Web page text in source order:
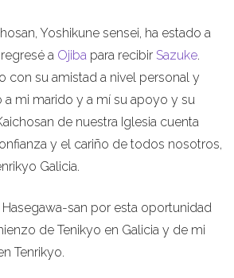
Yoshikune sensei, ha estado a
a Ojiba para recibir Sazuke.
con su amistad a nivel personal y
mi marido y a mí su apoyo y su
de nuestra Iglesia cuenta
y el cariño de todos nosotros,
Galicia.
san por esta oportunidad
de Tenikyo en Galicia y de mi
Tenrikyo.